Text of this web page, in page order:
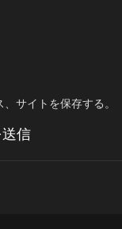
サイトを保存する。